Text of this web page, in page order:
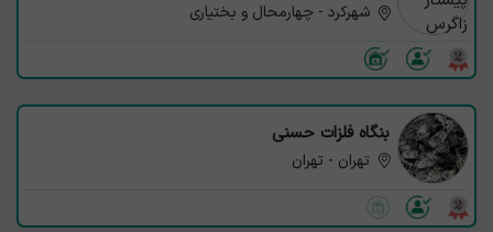
شهرکرد - چهارمحال و بختیاری
بنگاه فلزات حسنی
تهران - تهران